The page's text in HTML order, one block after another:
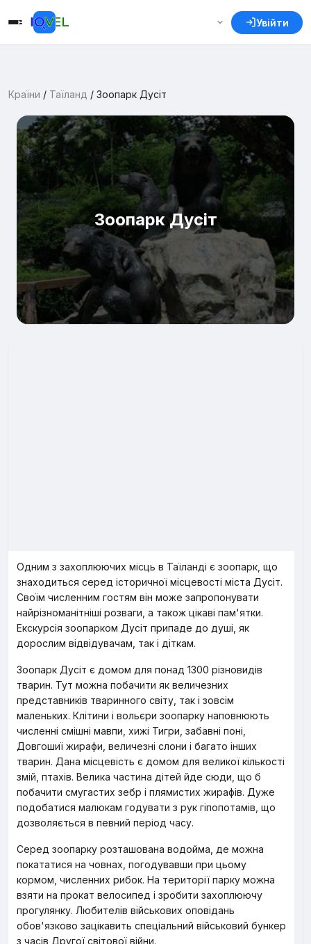
Увійти
Країни / Таїланд / Зоопарк Дусіт
Зоопарк Дусіт
Одним з захоплюючих місць в Таїланді є зоопарк, що
знаходиться серед історичної місцевості міста Дусіт.
Своїм численним гостям він може запропонувати
найрізноманітніші розваги, а також цікаві пам'ятки.
Екскурсія зоопарком Дусіт припаде до душі, як
дорослим відвідувачам, так і діткам.
Зоопарк Дусіт є домом для понад 1300 різновидів
тварин. Тут можна побачити як величезних
представників тваринного світу, так і зовсім
маленьких. Клітини і вольєри зоопарку наповнюють
численні смішні мавпи, хижі Тигри, забавні поні,
Довгошиї жирафи, величезні слони і багато інших
тварин. Дана місцевість є домом для великої кількості
змій, птахів. Велика частина дітей йде сюди, що б
побачити смугастих зебр і плямистих жирафів. Дуже
подобатися малюкам годувати з рук гіпопотамів, що
дозволяється в певний період часу.
Серед зоопарку розташована водойма, де можна
покататися на човнах, погодувавши при цьому
кормом, численних рибок. На території парку можна
взяти на прокат велосипед і зробити захоплюючу
прогулянку. Любителів військових оповідань
обов'язково зацікавить спеціальний військовий бункер
з часів Другої світової війни.